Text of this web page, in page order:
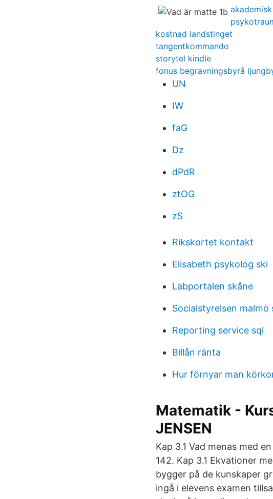
kostnad landstinget
tangentkommando
storytel kindle
fonus begravningsbyrå
UN
IW
faG
Dz
dPdR
ztOG
zS
Rikskortet kontakt
Elisabeth psykolog ski
Labportalen skåne
Socialstyrelsen malmö
Reporting service sql
Billån ränta
Hur förnyar man
Matematik -
JENSEN
Kap 3.1 Vad menas med
142. Kap 3.1 Ekvationer
bygger på de kunskaper
ingå i elevens examen